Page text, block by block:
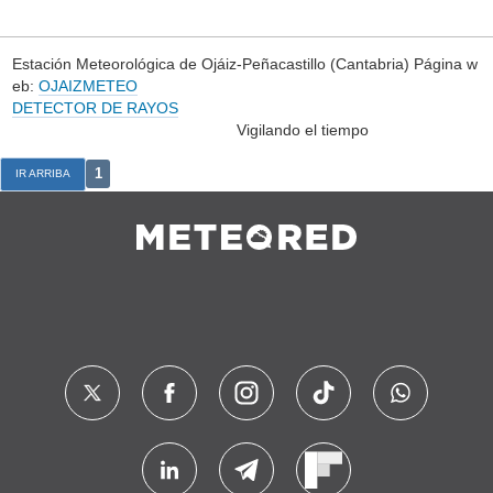
Estación Meteorológica de Ojáiz-Peñacastillo (Cantabria) Página w
eb: OJAIZMETEO
DETECTOR DE RAYOS
Vigilando el tiempo
IR ARRIBA 1